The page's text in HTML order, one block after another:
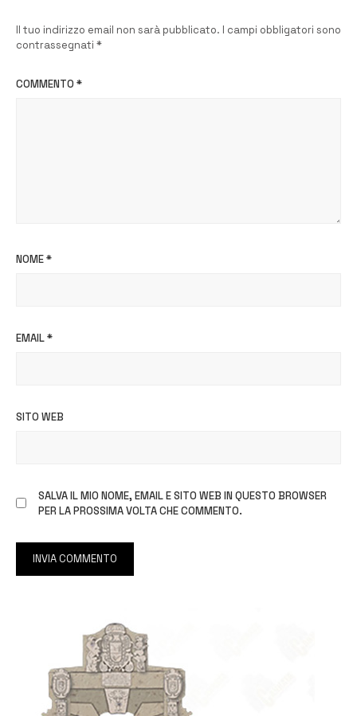
Il tuo indirizzo email non sarà pubblicato. I campi obbligatori sono
contrassegnati *
COMMENTO *
NOME*
EMAIL*
SITO WEB
SALVA IL MIO NOME, EMAIL E SITO WEB IN QUESTO BROWSER
PER LA PROSSIMA VOLTA CHE COMMENTO.